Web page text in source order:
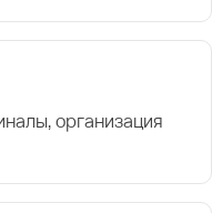
организация